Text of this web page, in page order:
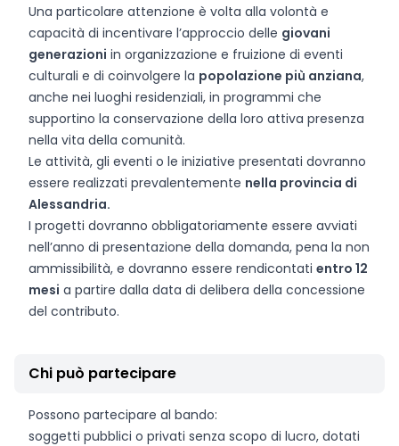
Una particolare attenzione è volta alla volontà e
capacità di incentivare l’approccio delle giovani
generazioni in organizzazione e fruizione di eventi
culturali e di coinvolgere la popolazione più anziana,
anche nei luoghi residenziali, in programmi che
supportino la conservazione della loro attiva presenza
nella vita della comunità.
Le attività, gli eventi o le iniziative presentati dovranno
essere realizzati prevalentemente nella provincia di
Alessandria.
I progetti dovranno obbligatoriamente essere avviati
nell’anno di presentazione della domanda, pena la non
ammissibilità, e dovranno essere rendicontati entro 12
mesi a partire dalla data di delibera della concessione
del contributo.
Chi può partecipare
Possono partecipare al bando:
soggetti pubblici o privati senza scopo di lucro, dotati